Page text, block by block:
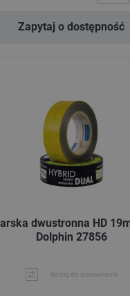
Zapytaj o dostępność
dwustronna HD
Dolphin 27856
dodaj do porównania